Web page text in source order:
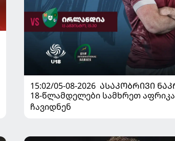
15:02/05-08-2026 ᲐᲡᲐᲙᲝᲑᲠᲘᲕᲘ
18-წლამდელები სამხრეთ
ჩავიდნენ